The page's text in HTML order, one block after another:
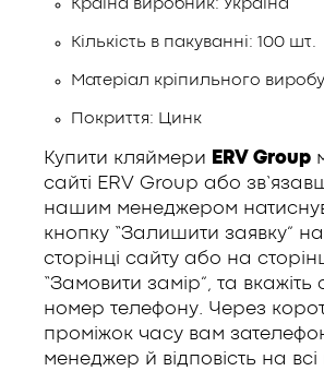
Країна виробник: Україна
Кількість в пакуванні: 100 шт.
Матеріал кріпильного
Покриття: Цинк
Купити кляймери ERV Group
сайті ERV Group або
нашим менеджером
кнопку “Залишити заявку” на
сторінці сайту або на
“Замовити замір”, та вкажіть
номер телефону. Через
проміжок часу вам
менеджер й відповість на всі